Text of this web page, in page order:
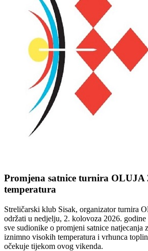
Promjena satnice turnira OLUJA
temperatura
Streličarski klub Sisak, organizator turnira
održati u nedjelju, 2. kolovoza 2026. godine
sve sudionike o promjeni satnice natjecanja
iznimno visokih temperatura i vrhunca
očekuje tijekom ovog vikenda.